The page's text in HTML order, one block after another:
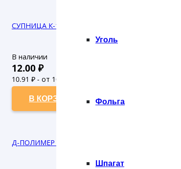
Уголь
Фольга
Шпагат
СУПНИЦА К-144 500 МЛ ПРОЗРАЧНАЯ (50/300)
В наличии
12.00₽
10.91 ₽ - от 10.000 рублей
9.92₽ - от 50.000 рублей
В КОРЗИНУ
Д-ПОЛИМЕР СУПНИЦА К-115 500 МЛ ЧЕРНАЯ (500)